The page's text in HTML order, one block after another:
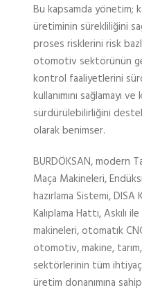
Bu kapsamda yönetim;
üretiminin sürekliliğini
proses risklerini risk
otomotiv sektörünün
kontrol faaliyetlerini
kullanımını sağlamayı
sürdürülebilirliğini
olarak benimser.
BURDÖKSAN, modern
Maça Makineleri,
hazırlama Sistemi, DISA
Kalıplama Hattı, Askılı
makineleri, otomatık
otomotiv, makine,
sektörlerinin tüm
üretim donanımına